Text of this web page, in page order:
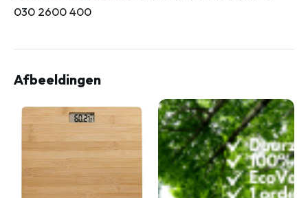
030 2600 400
Afbeeldingen